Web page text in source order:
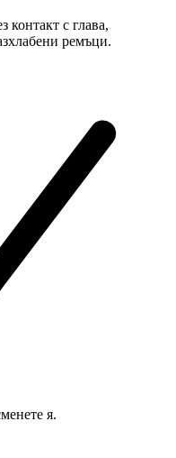
контакт с глава,
ремъци.
я.